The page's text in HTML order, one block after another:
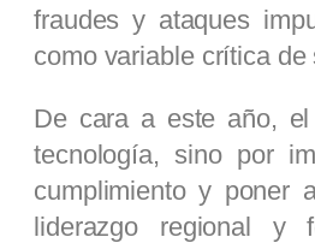
fraudes y ataques
como variable crítica de
De cara a este año,
tecnología, sino por
cumplimiento y poner
liderazgo regional y